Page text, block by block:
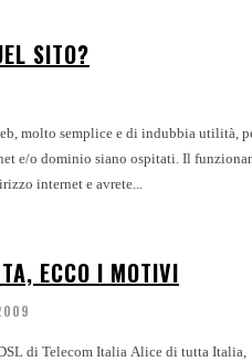
SITO?
molto semplice e di indubbia utilità,
siano ospitati. Il funzionamento è
internet e avrete...
ECCO I MOTIVI
di Telecom Italia Alice di tutta Italia,